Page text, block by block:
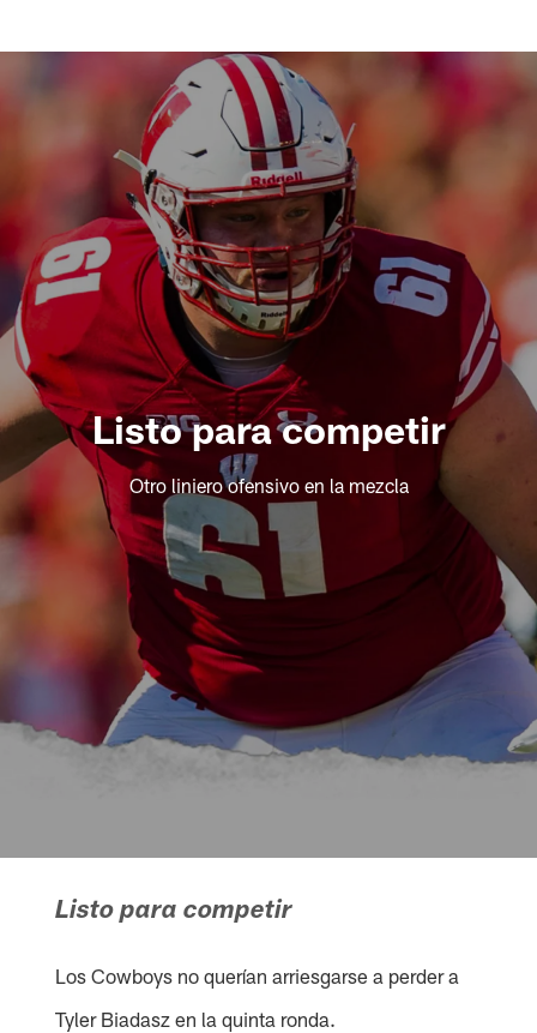
Listo para competir
Otro liniero ofensivo en la mezcla
Listo para competir
Los Cowboys no querían arriesgarse a perder a
Tyler Biadasz en la quinta ronda.